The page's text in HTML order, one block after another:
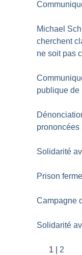
Michael
cherchent
ne soit pas
publique de
prononcées
Solidarité
Prison
Campagne
Solidarité
1 2